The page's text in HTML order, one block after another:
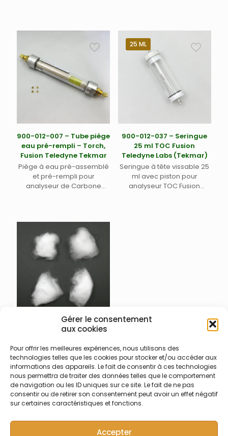
Gérer le consentement
aux cookies
Pour offrir les meilleures expériences, nous utilisons des
technologies telles que les cookies pour stocker et/ou accéder aux
informations des appareils. Le fait de consentir à ces technologies
nous permettra de traiter des données telles que le comportement
de navigation ou les ID uniques sur ce site. Le fait de ne pas
consentir ou de retirer son consentement peut avoir un effet négatif
sur certaines caractéristiques et fonctions.
Accepter
900-012-007 – Tube piège
eau pré-rempli – Torch,
Fusion Teledyne Tekmar
Piège à eau pré-assemblé
et pré-rempli pour
analyseur de Carbone
25 ML
900-012-037 – Seringue
25 ml TOC Fusion
Teledyne Labs (Tekmar)
Seringue à tête vissable 25
ml avec piston pour
analyseur TOC Fusion
900-021-022 – Laine de
Tekmar
Laine de quartz pour
analyseurs TOC Teledyne
Tekmar – livré en 4 x 0,25 g
de laine de quartz